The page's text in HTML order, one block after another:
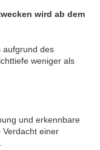
wird ab dem
aufgrund des
weniger als
und erkennbare
einer